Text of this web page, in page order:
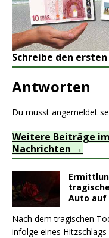
Schreibe den
Antworten
Du musst angemeldet
Weitere Beiträge
Nachrichten
Auto auf
Nach dem tragischen
infolge eines